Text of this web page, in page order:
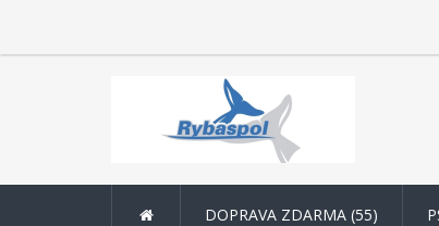
DOPRAVA ZDARMA (55)